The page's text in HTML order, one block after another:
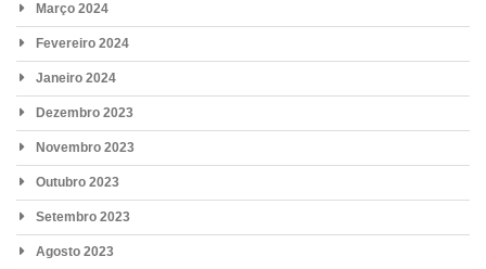
Março 2024
Fevereiro 2024
Janeiro 2024
Dezembro 2023
Novembro 2023
Outubro 2023
Setembro 2023
Agosto 2023